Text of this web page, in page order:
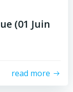
(01 Juin
read more